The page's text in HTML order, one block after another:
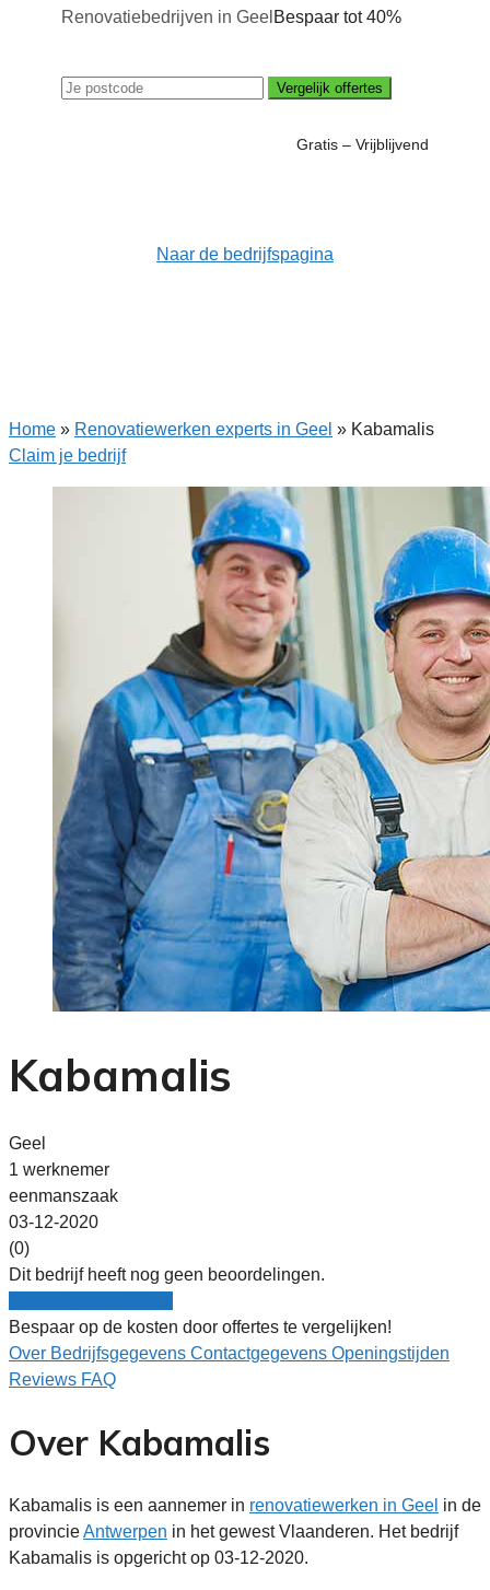
Renovatiebedrijven in Geel Bespaar tot 40%
Vergelijk offertes
Gratis – Vrijblijvend
Naar de bedrijfspagina
Home » Renovatiewerken experts in Geel » Kabamalis
Claim je bedrijf
Kabamalis
Geel
1 werknemer
eenmanszaak
03-12-2020
(0)
Dit bedrijf heeft nog geen beoordelingen.
Bespaar op de kosten door offertes te vergelijken!
Over Bedrijfsgegevens Contactgegevens Openingstijden
Reviews FAQ
Over Kabamalis
Kabamalis is een aannemer in renovatiewerken in Geel in de
provincieAntwerpen in het gewest Vlaanderen. Het bedrijf
Kabamalis is opgericht op 03-12-2020.